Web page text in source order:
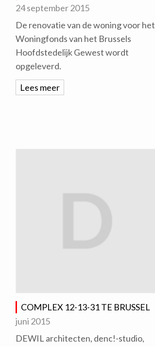
24 september 2015
De renovatie van de woning voor het
Woningfonds van het Brussels
Hoofdstedelijk Gewest wordt
opgeleverd.
Lees meer
COMPLEX 12-13-31 TE BRUSSEL
juni 2015
DEWIL architecten, denc!-studio,